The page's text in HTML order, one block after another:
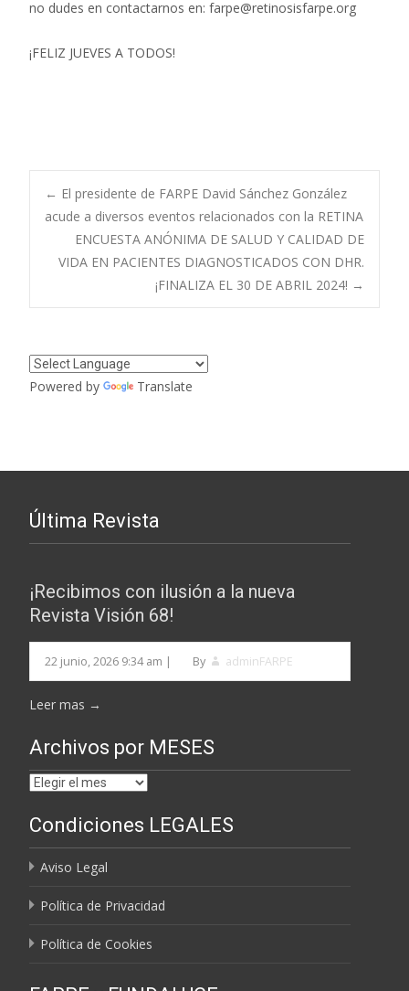
no dudes en contactarnos en: farpe@retinosisfarpe.org
¡FELIZ JUEVES A TODOS!
Navegación
de
entradas
← El presidente de FARPE David Sánchez González
acude a diversos eventos relacionados con la RETINA
ENCUESTA ANÓNIMA DE SALUD Y CALIDAD DE
VIDA EN PACIENTES DIAGNOSTICADOS CON DHR.
¡FINALIZA EL 30 DE ABRIL 2024! →
Powered by Translate
Última Revista
¡Recibimos con ilusión a la nueva
Revista Visión 68!
22 junio, 2026 9:34 am | By adminFARPE
Leer mas →
Archivos por MESES
Archivos
MESES
Condiciones LEGALES
Aviso Legal
Política de Privacidad
Política de Cookies